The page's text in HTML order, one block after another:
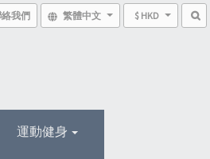
我們 繁體中文 $ HKD
運動健身